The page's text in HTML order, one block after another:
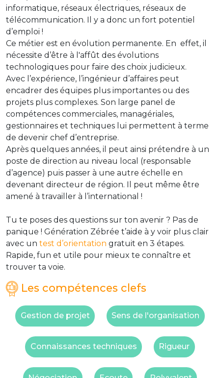
informatique, réseaux électriques, réseaux de
télécommunication. Il y a donc un fort potentiel
d’emploi !
Ce métier est en évolution permanente. En effet, il
nécessite d’être à l'affût des évolutions
technologiques pour faire des choix judicieux.
Avec l’expérience, l’ingénieur d’affaires peut
encadrer des équipes plus importantes ou des
projets plus complexes. Son large panel de
compétences commerciales, managériales,
gestionnaires et techniques lui permettent à terme
de devenir chef d’entreprise.
Après quelques années, il peut ainsi prétendre à un
poste de direction au niveau local (responsable
d’agence) puis passer à une autre échelle en
devenant directeur de région. Il peut même être
amené à travailler à l’international !
Tu te poses des questions sur ton avenir ? Pas de
panique ! Génération Zébrée t’aide à y voir plus clair
avec un test d’orientation gratuit en 3 étapes.
Rapide, fun et utile pour mieux te connaître et
trouver ta voie.
Les compétences clefs
Gestion de projet Sens de l'organisation
Connaissances techniques Rigueur